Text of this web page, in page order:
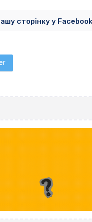
сторінку у Facebook